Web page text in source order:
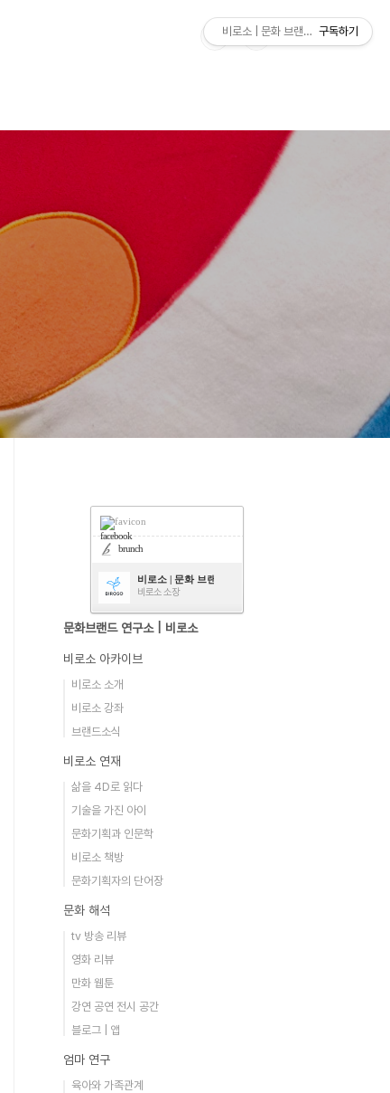
facebook
brunch
비로소 | 문화 브랜드 연구소
비로소 소장
문화브랜드 연구소 | 비로소
비로소 아카이브
비로소 소개
비로소 강좌
브랜드소식
비로소 연재
삶을 4D로 읽다
기술을 가진 아이
문화기획과 인문학
비로소 책방
문화기획자의 단어장
문화 해석
tv 방송 리뷰
영화 리뷰
만화 웹툰
강연 공연 전시 공간
블로그 | 앱
엄마 연구
육아와 가족관계
비로소 | 문화 브랜드 연구소
구독하기